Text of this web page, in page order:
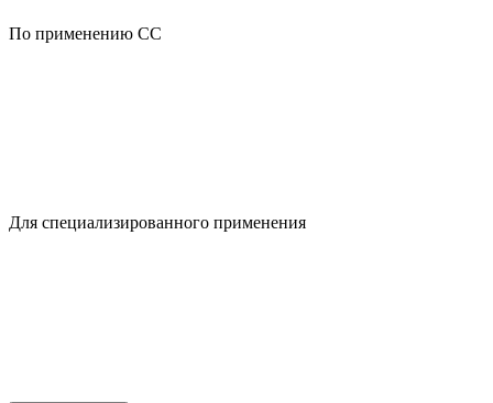
По применению CC
Для специализированного применения